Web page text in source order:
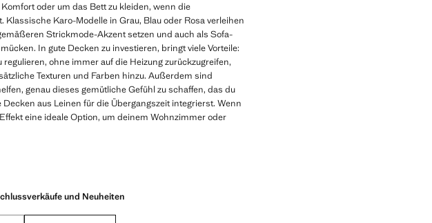
oder um das Bett zu kleiden, wenn die
Karo-Modelle in Grau, Blau oder Rosa verleihen
Strickmode-Akzent setzen und auch als Sofa-
In gute Decken zu investieren, bringt viele Vorteile:
ohne immer auf die Heizung zurückzugreifen,
Texturen und Farben hinzu. Außerdem sind
genau dieses gemütliche Gefühl zu schaffen, das du
aus Leinen für die Übergangszeit integrierst. Wenn
eine ideale Option, um deinem Wohnzimmer oder
und Neuheiten